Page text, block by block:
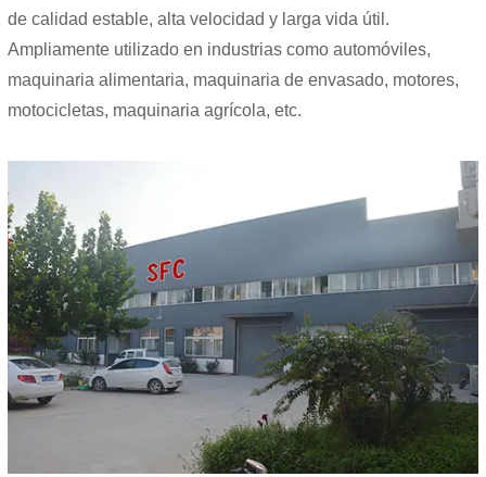
de calidad estable, alta velocidad y larga vida útil.
Ampliamente utilizado en industrias como automóviles,
maquinaria alimentaria, maquinaria de envasado, motores,
motocicletas, maquinaria agrícola, etc.